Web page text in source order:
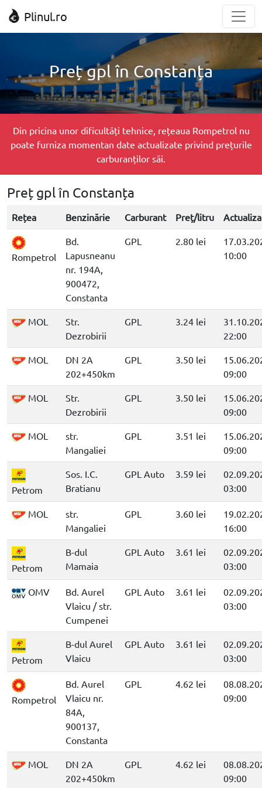
Plinul.ro
Preț gpl în Constanța
Din pricina unor dificultăți tehnice, rețeaua Rompetrol nu
poate furniza momentan date actualizate privind prețurile
carburanților săi.
Preț gpl în Constanța
Rețea Benzinărie Carburant Preț/litru
Rompetrol
Bd.
Lapusneanu
nr. 194A,
900472,
Constanta
GPL 2.80 lei
10:00
MOL
Str.
Dezrobirii
GPL 3.24 lei
22:00
MOL
DN 2A
202+450km
GPL 3.50 lei
09:00
MOL
Str.
Dezrobirii
GPL 3.50 lei
09:00
MOL
str.
Mangaliei
GPL 3.51 lei
09:00
Petrom
Sos. I.C.
Bratianu
GPL Auto 3.59 lei
03:00
MOL
str.
Mangaliei
GPL 3.60 lei
16:00
Petrom
B-dul
Mamaia
GPL Auto 3.61 lei
03:00
OMV
Bd. Aurel
Vlaicu / str.
Cumpenei
GPL Auto 3.61 lei
03:00
Petrom
B-dul Aurel
Vlaicu
GPL Auto 3.61 lei
03:00
Rompetrol
Bd. Aurel
Vlaicu nr.
84A,
900137,
Constanta
GPL 4.62 lei
09:00
MOL
DN 2A
202+450km
GPL 4.62 lei
09:00